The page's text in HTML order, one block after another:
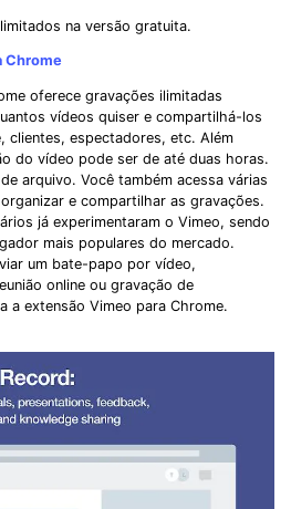
na versão gratuita.
Chrome
oferece gravações ilimitadas
vídeos quiser e compartilhá-los
clientes, espectadores, etc. Além
do vídeo pode ser de até duas horas.
arquivo. Você também acessa várias
e compartilhar as gravações.
já experimentaram o Vimeo, sendo
mais populares do mercado.
um bate-papo por vídeo,
online ou gravação de
a extensão Vimeo para Chrome.